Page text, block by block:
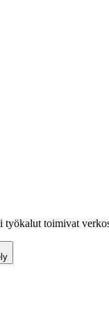
toimivat